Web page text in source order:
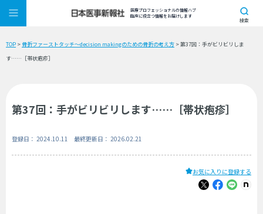
医療プロフェッショナルの情報ハブ
臨床に役立つ情報をお届けします
検索
TOP > 骨折ファーストタッチ〜decision makingのための骨折の考え方 > 第37回：手がビリビリしま
す……［帯状疱疹］
第37回：手がビリビリします……［帯状疱疹］
登録日： 2024.10.11 最終更新日： 2026.02.21
お気に入りに登録する